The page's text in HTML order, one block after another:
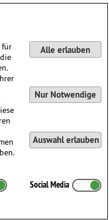
968, für Violine und
für
Alle erlauben
Nur Notwendige
Auswahl erlauben
Social Media